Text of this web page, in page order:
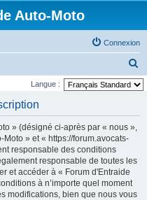
Auto-Moto
Connexion
e
Langue :
» (désigné ci-après par « nous »,
» et « https://forum.avocats-
responsable des conditions
responsable de toutes les
et accéder à « Forum d'Entraide
à n’importe quel moment
modifications, bien que nous vous